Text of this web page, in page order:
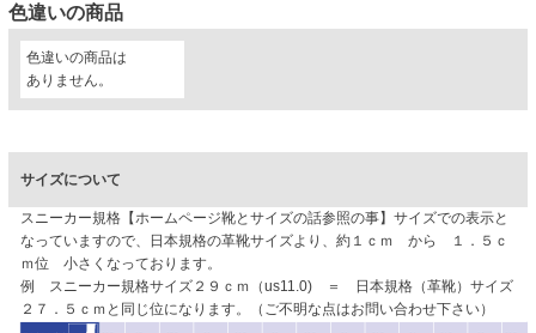
色違いの商品
色違いの商品は
ありません。
サイズについて
スニーカー規格【ホームページ靴とサイズの話参照の事】サイズでの表示と
なっていますので、日本規格の革靴サイズより、約１ｃｍ から １．５ｃ
ｍ位 小さくなっております。
例 スニーカー規格サイズ２９ｃｍ（us11.0) ＝ 日本規格（革靴）サイズ
２７．５ｃｍと同じ位になります。（ご不明な点はお問い合わせ下さい）